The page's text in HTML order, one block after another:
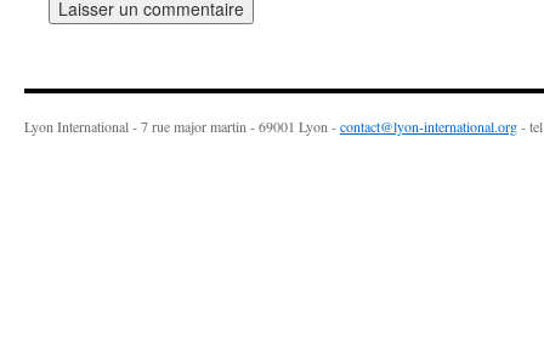
Lyon International - 7 rue major martin - 69001 Lyon -contact@lyon-international.org-